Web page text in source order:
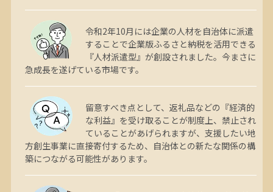
令和2年10月には企業の人材を自治体に派遣
することで企業版ふるさと納税を活用できる
『人材派遣型』が創設されました。今まさに
急成長を遂げている市場です。
留意すべき点として、返礼品などの『経済的
な利益』を受け取ることが制度上、禁止され
ていることがあげられますが、支援したい地
方創生事業に直接寄付するため、自治体との新たな関係の構
築につながる可能性があります。